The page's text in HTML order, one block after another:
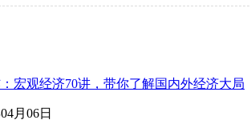
宏观经济70讲，带你了解国内外经济大局
月06日